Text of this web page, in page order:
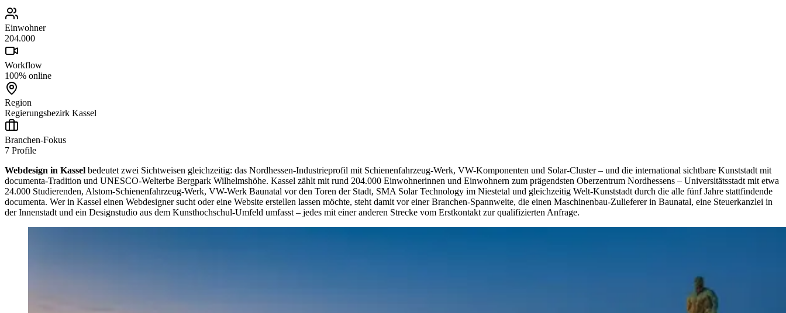
Einwohner
204.000
Workflow
100% online
Region
Regierungsbezirk Kassel
Branchen-Fokus
7 Profile
Webdesign in Kassel bedeutet zwei Sichtweisen gleichzeitig: das Nordhessen-Industrieprofil mit Schienenfahrzeug-Werk, VW-Komponenten und Solar-Cluster – und die international sichtbare Kunststadt mit
documenta-Tradition und UNESCO-Welterbe Bergpark Wilhelmshöhe. Kassel zählt mit rund 204.000 Einwohnerinnen und Einwohnern zum prägendsten Oberzentrum Nordhessens – Universitätsstadt mit etwa
24.000 Studierenden, Alstom-Schienenfahrzeug-Werk, VW-Werk Baunatal vor den Toren der Stadt, SMA Solar Technology im Niestetal und gleichzeitig Welt-Kunststadt durch die alle fünf Jahre stattfindende
documenta. Wer in Kassel einen Webdesigner sucht oder eine Website erstellen lassen möchte, steht damit vor einer Branchen-Spannweite, die einen Maschinenbau-Zulieferer in Baunatal, eine Steuerkanzlei in
der Innenstadt und ein Designstudio aus dem Kunsthochschul-Umfeld umfasst – jedes mit einer anderen Strecke vom Erstkontakt zur qualifizierten Anfrage.